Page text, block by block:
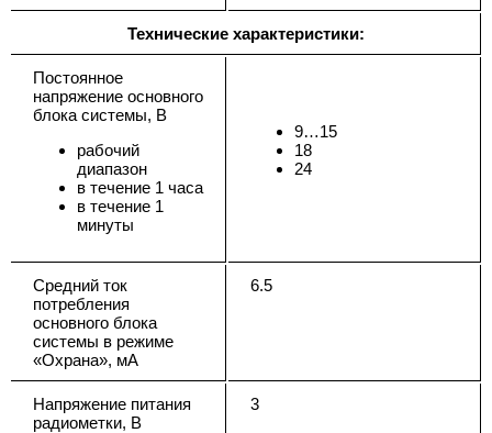
Технические характеристики:
Постоянное
напряжение основного
блока системы, В
рабочий
диапазон
в течение 1 часа
в течение 1
минуты
9…15
18
24
Средний ток
потребления
основного блока
системы в режиме
«Охрана», мА
6.5
Напряжение питания
радиометки, В
3